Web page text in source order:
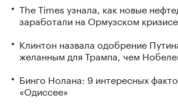
The Times узнала, как новые
заработали на Ормузском кризисе
Клинтон назвала одобрение
желанным для Трампа, чем
Бинго Нолана: 9 интересных
«Одиссее»